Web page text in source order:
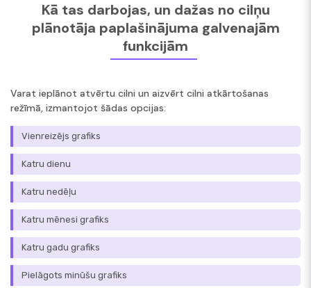
Kā tas darbojas, un dažas no cilņu
plānotāja paplašinājuma galvenajām
funkcijām
Varat ieplānot atvērtu cilni un aizvērt cilni atkārtošanas
režīmā, izmantojot šādas opcijas:
Vienreizējs grafiks
Katru dienu
Katru nedēļu
Katru mēnesi grafiks
Katru gadu grafiks
Pielāgots minūšu grafiks